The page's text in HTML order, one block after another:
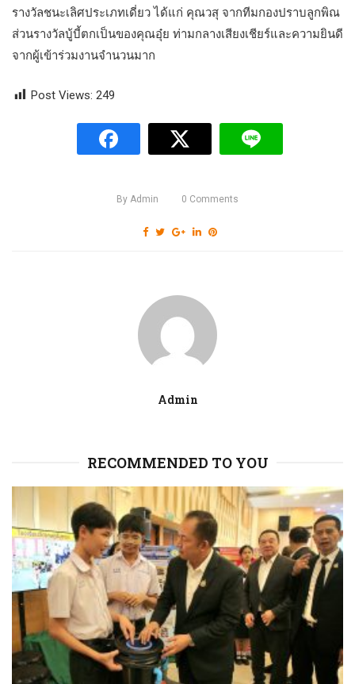
รางวัลชนะเลิศประเภทเดี่ยว ได้แก่ คุณวสุ จากทีมกองปราบลูกพิณ
ส่วนรางวัลบู้บี้ตกเป็นของคุณอุ๋ย ท่ามกลางเสียงเชียร์และความยินดี
จากผู้เข้าร่วมงานจำนวนมาก
Post Views: 249
By Admin 0 Comments
Admin
RECOMMENDED TO YOU